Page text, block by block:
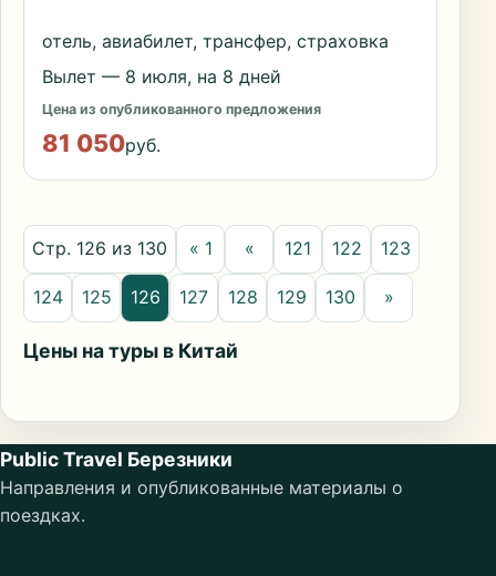
отель, авиабилет, трансфер, страховка
Вылет — 8 июля, на 8 дней
Цена из опубликованного предложения
81 050руб.
Стр. 126 из 130 « 1 « 121 122 123
124 125 126 127 128 129 130 »
Цены на туры в Китай
Public Travel Березники
Направления и опубликованные материалы о
поездках.